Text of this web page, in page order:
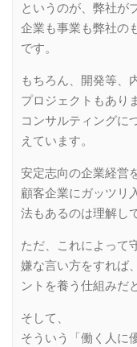
というのが、弊社が
企業も事業も弊社の
です。
もちろん、開発等、
プロジェクトもあり
コンサルティングに
えています。
安定志向の企業経営
顧客企業にガッツリ
法もあるのは理解し
ただ、これによって
嫌な言い方をすれば
ントを養う仕組みだ
そして、
そういう「働く人に